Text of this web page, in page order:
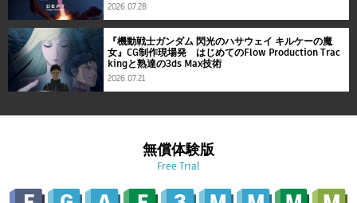
2026.07.28
『機動戦士ガンダム 閃光のハサウェイ キルケーの魔
女』CG制作現場発 はじめてのFlow Production Trac
kingと熟達の3ds Max技術
2026.07.21
無償体験版
Free Trial